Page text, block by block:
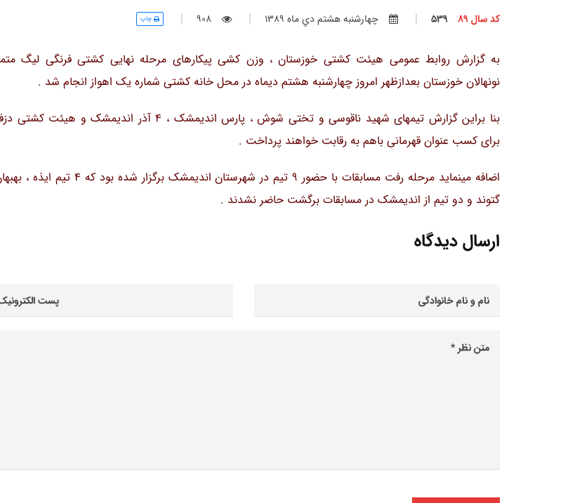
کد سال 89 چهارشنبه هشتم دي ماه 1389 908 چاپ
به گزارش روابط عمومی هیئت کشتی خوزستان ، وزن کشی پیکارهای مرحله نهایی کشتی فرنگی لیگ
نونهالان خوزستان بعدازظهر امروز چهارشنبه هشتم دیماه در محل خانه کشتی شماره یک اهواز انجام شد .
بنا براین گزارش تیمهای شهید ناقوسی و تختی شوش ، پارس اندیمشک ، 4 آذر اندیمشک و هیئت
برای کسب عنوان قهرمانی باهم به رقابت خواهند پرداخت .
اضافه مینماید مرحله رفت مسابقات با حضور 9 تیم در شهرستان اندیمشک برگزار شده بود که
گتوند و دو تیم از اندیمشک در مسابقات برگشت حاضر نشدند .
ارسال دیدگاه